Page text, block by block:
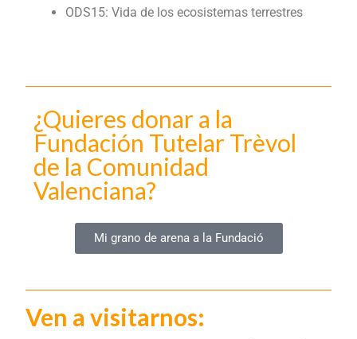
ODS15: Vida de los ecosistemas terrestres
¿Quieres donar a la
Fundación Tutelar Trèvol
de la Comunidad
Valenciana?
Mi grano de arena a la Fundació
Ven a visitarnos: